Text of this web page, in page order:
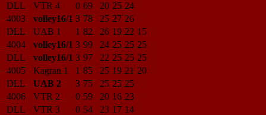
DLL
VTR 4 0 69 20 25 24
4003
volley16/1 3 78 25 27 26
DLL
UAB 1 1 82 26 19 22 15
4004
volley16/1 3 99 24 25 25 25
DLL
volley16/1 3 97 22 25 25 25
4005
Kagran 1 1 85 25 19 21 20
DLL
UAB 2 3 75 25 25 25
4006
VTR 2 0 59 20 16 23
DLL
VTR 3 0 54 23 17 14